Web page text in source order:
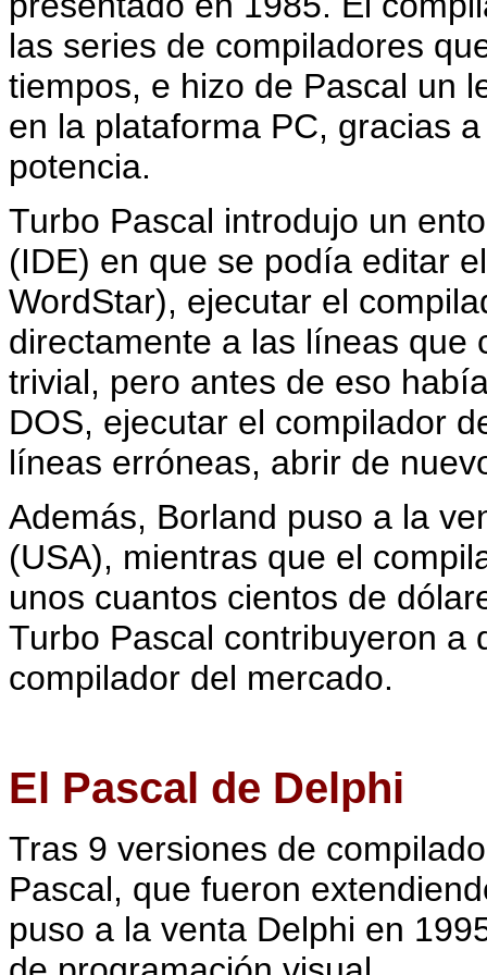
las series de compiladores
tiempos, e hizo de Pascal un
en la plataforma PC, gracias
potencia.
Turbo Pascal introdujo un
(IDE) en que se podía editar
WordStar), ejecutar el
directamente a las líneas que
trivial, pero antes de eso
DOS, ejecutar el compilador
líneas erróneas, abrir de
Además, Borland puso a la
(USA), mientras que el
unos cuantos cientos de
Turbo Pascal contribuyeron a
compilador del mercado.
El Pascal de Delphi
Tras 9 versiones de
Pascal, que fueron
puso a la venta Delphi en